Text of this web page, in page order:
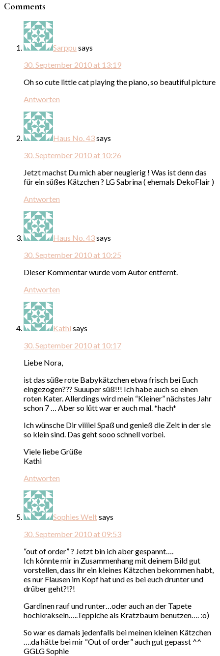
Comments
Sarppu says
30. September 2010 at 13:19
Oh so cute little cat playing the piano, so beautiful picture
Antworten
Haus No. 43says
30. September 2010 at 10:26
Jetzt machst Du mich aber neugierig ! Was ist denn das
für ein süßes Kätzchen ? LG Sabrina ( ehemals DekoFlair )
Antworten
Haus No. 43says
30. September 2010 at 10:25
Dieser Kommentar wurde vom Autor entfernt.
Antworten
Kathi says
30. September 2010 at 10:17
Liebe Nora,
ist das süße rote Babykätzchen etwa frisch bei Euch
eingezogen??? Suuuper süß!!! Ich habe auch so einen
roten Kater. Allerdings wird mein “Kleiner” nächstes Jahr
schon 7 … Aber so lütt war er auch mal. *hach*
Ich wünsche Dir viiiiel Spaß und genieß die Zeit in der sie
so klein sind. Das geht sooo schnell vorbei.
Viele liebe Grüße
Kathi
Antworten
Sophies Weltsays
30. September 2010 at 09:53
“out of order” ? Jetzt bin ich aber gespannt….
Ich könnte mir in Zusammenhang mit deinem Bild gut
vorstellen, dass ihr ein kleines Kätzchen bekommen habt,
es nur Flausen im Kopf hat und es bei euch drunter und
drüber geht?!?!
Gardinen rauf und runter…oder auch an der Tapete
hochkrakseln…..Teppiche als Kratzbaum benutzen…. :o)
So war es damals jedenfalls bei meinen kleinen Kätzchen
….da hätte bei mir “Out of order” auch gut gepasst ^^
GGLG Sophie